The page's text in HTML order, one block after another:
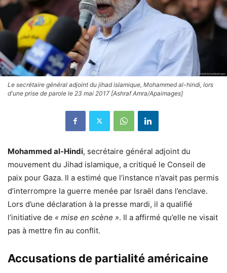
Le secrétaire général adjoint du jihad islamique, Mohammed al-hindi, lors
d'une prise de parole le 23 mai 2017 [Ashraf Amra/Apaimages]
Mohammed al-Hindi, secrétaire général adjoint du
mouvement du Jihad islamique, a critiqué le Conseil de
paix pour Gaza. Il a estimé que l’instance n’avait pas permis
d’interrompre la guerre menée par Israël dans l’enclave.
Lors d’une déclaration à la presse mardi, il a qualifié
l’initiative de « mise en scène ». Il a affirmé qu’elle ne visait
pas à mettre fin au conflit.
Accusations de partialité américaine